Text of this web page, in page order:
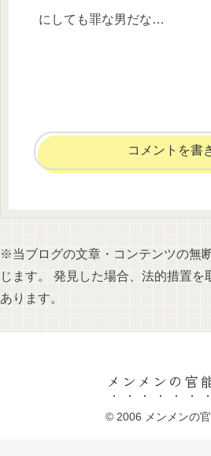
にしても罪な男だな…
コメントを書
※当ブログの文章・コンテンツの無
じます。 発見した場合、法的措置
あります。
メンメンの官
© 2006 メンメンの官